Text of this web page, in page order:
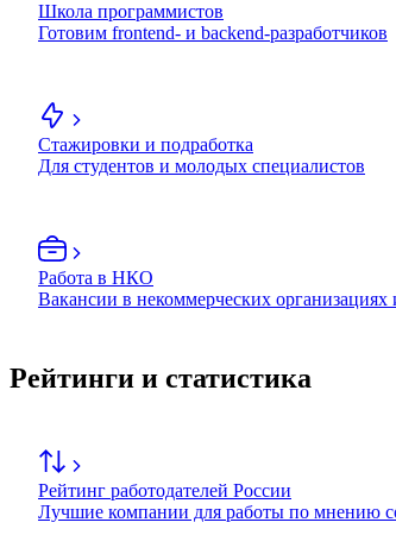
Школа программистов
Готовим frontend- и backend-разработчиков
Стажировки и подработка
Для студентов и молодых специалистов
Работа в НКО
Вакансии в некоммерческих организациях
Рейтинги и статистика
Рейтинг работодателей России
Лучшие компании для работы по мнению